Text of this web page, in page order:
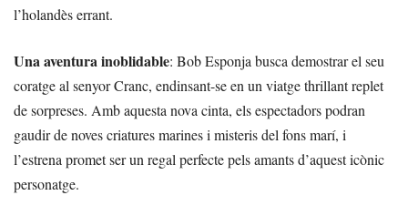
l’holandès errant.
Una aventura inoblidable: Bob Esponja busca demostrar el seu
coratge al senyor Cranc, endinsant-se en un viatge thrillant replet
de sorpreses. Amb aquesta nova cinta, els espectadors podran
gaudir de noves criatures marines i misteris del fons marí, i
l’estrena promet ser un regal perfecte pels amants d’aquest icònic
personatge.